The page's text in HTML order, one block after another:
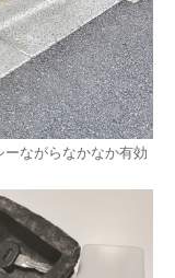
ーながらなかなか有効